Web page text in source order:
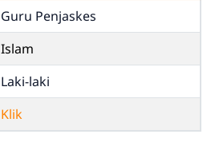
Guru Penjaskes
Islam
Laki-laki
Klik